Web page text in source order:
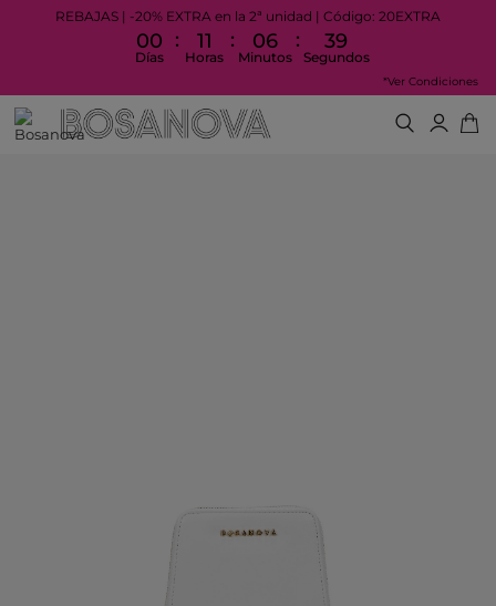
REBAJAS | -20% EXTRA en la 2ª unidad | Código: 20EXTRA
00
Días
: 11
Horas
: 06
Minutos
: 39
Segundos
*Ver Condiciones